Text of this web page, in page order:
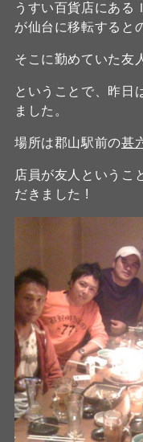
うすい百貨店にある
が仙台に移転すると
そこに勤めていた友
ということで、昨日
ました。
場所は郡山駅前の甚
店員が友人というこ
だきました !